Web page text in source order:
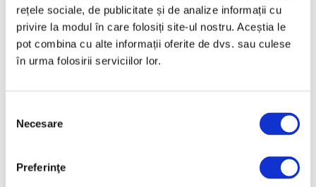
rețele sociale, de publicitate și de analize informații cu
privire la modul în care folosiți site-ul nostru. Aceștia le
pot combina cu alte informații oferite de dvs. sau culese
în urma folosirii serviciilor lor.
consimțământului
Necesare
PreferinţeGuggenheim Abu Dhabi,